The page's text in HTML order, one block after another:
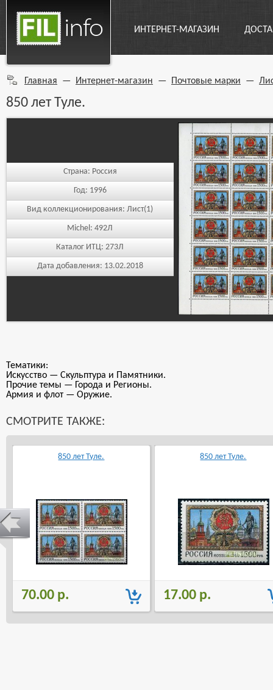
ИНТЕРНЕТ-МАГАЗИН
Главная — Интернет-магазин — Почтовые марки —
850 лет Туле.
Страна: Россия
Год: 1996
Вид коллекционирования:Лист(1)
Michel:492Л
Каталог ИТЦ:273Л
Дата добавления: 13.02.2018
Тематики:
Искусство — Скульптура и Памятники.
Прочие темы — Города и Регионы.
Армия и флот — Оружие.
СМОТРИТЕ ТАКЖЕ:
850 лет Туле.
70.00 р.
850 лет Туле.
17.00 р.